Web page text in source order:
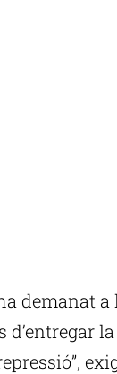
demanat
d’entregar